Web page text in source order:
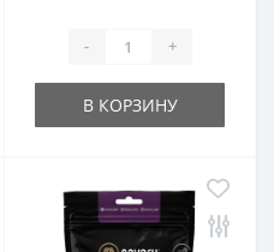
- +
В КОРЗИНУ